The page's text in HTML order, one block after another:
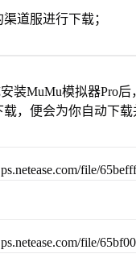
道服进行下载；
装MuMu模拟器Pro
，便会为你自动下载